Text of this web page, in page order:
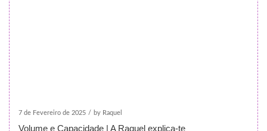
7 de Fevereiro de 2025 / by Raquel
Volume e Capacidade | A Raquel explica-te